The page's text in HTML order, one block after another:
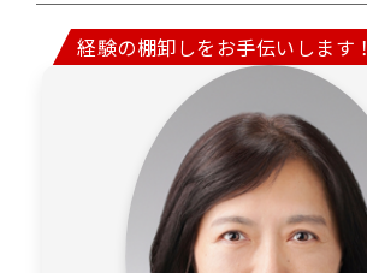
経験の棚卸しをお手伝いします！